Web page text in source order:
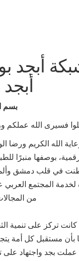
أبجد
بسم
فسيرى الله عملكم
2020، برعاية الله الكريم
بوصفها منبرًا
في قلب دمشق
المجتمع
من
كانت تركز على تنمية
بأن مستقبل كل أمة
عملت بجد واجتهاد على